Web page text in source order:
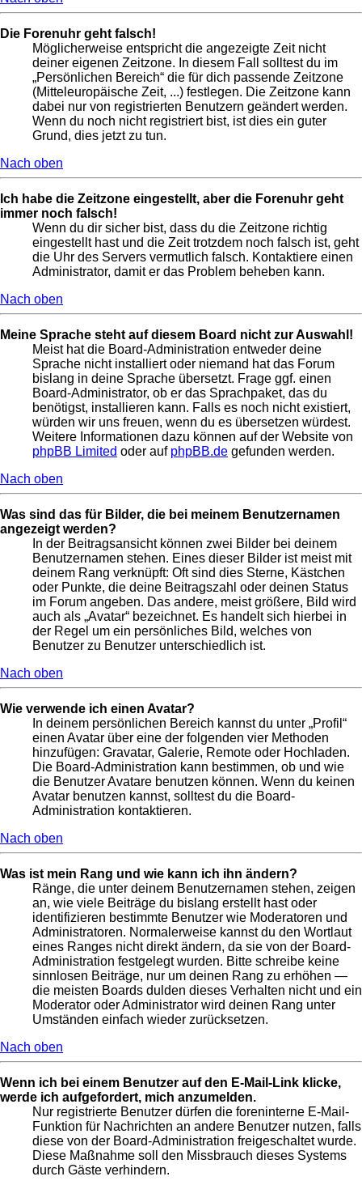
Die Forenuhr geht falsch!
Möglicherweise entspricht die angezeigte Zeit nicht
deiner eigenen Zeitzone. In diesem Fall solltest du im
„Persönlichen Bereich“ die für dich passende Zeitzone
(Mitteleuropäische Zeit, ...) festlegen. Die Zeitzone kann
dabei nur von registrierten Benutzern geändert werden.
Wenn du noch nicht registriert bist, ist dies ein guter
Grund, dies jetzt zu tun.
Nach oben
Ich habe die Zeitzone eingestellt, aber die Forenuhr geht
immer noch falsch!
Wenn du dir sicher bist, dass du die Zeitzone richtig
eingestellt hast und die Zeit trotzdem noch falsch ist, geht
die Uhr des Servers vermutlich falsch. Kontaktiere einen
Administrator, damit er das Problem beheben kann.
Nach oben
Meine Sprache steht auf diesem Board nicht zur Auswahl!
Meist hat die Board-Administration entweder deine
Sprache nicht installiert oder niemand hat das Forum
bislang in deine Sprache übersetzt. Frage ggf. einen
Board-Administrator, ob er das Sprachpaket, das du
benötigst, installieren kann. Falls es noch nicht existiert,
würden wir uns freuen, wenn du es übersetzen würdest.
Weitere Informationen dazu können auf der Website von
phpBB Limited oder auf phpBB.de gefunden werden.
Nach oben
Was sind das für Bilder, die bei meinem Benutzernamen
angezeigt werden?
In der Beitragsansicht können zwei Bilder bei deinem
Benutzernamen stehen. Eines dieser Bilder ist meist mit
deinem Rang verknüpft: Oft sind dies Sterne, Kästchen
oder Punkte, die deine Beitragszahl oder deinen Status
im Forum angeben. Das andere, meist größere, Bild wird
auch als „Avatar“ bezeichnet. Es handelt sich hierbei in
der Regel um ein persönliches Bild, welches von
Benutzer zu Benutzer unterschiedlich ist.
Nach oben
Wie verwende ich einen Avatar?
In deinem persönlichen Bereich kannst du unter „Profil“
einen Avatar über eine der folgenden vier Methoden
hinzufügen: Gravatar, Galerie, Remote oder Hochladen.
Die Board-Administration kann bestimmen, ob und wie
die Benutzer Avatare benutzen können. Wenn du keinen
Avatar benutzen kannst, solltest du die Board-
Administration kontaktieren.
Nach oben
Was ist mein Rang und wie kann ich ihn ändern?
Ränge, die unter deinem Benutzernamen stehen, zeigen
an, wie viele Beiträge du bislang erstellt hast oder
identifizieren bestimmte Benutzer wie Moderatoren und
Administratoren. Normalerweise kannst du den Wortlaut
eines Ranges nicht direkt ändern, da sie von der Board-
Administration festgelegt wurden. Bitte schreibe keine
sinnlosen Beiträge, nur um deinen Rang zu erhöhen —
die meisten Boards dulden dieses Verhalten nicht und ein
Moderator oder Administrator wird deinen Rang unter
Umständen einfach wieder zurücksetzen.
Nach oben
Wenn ich bei einem Benutzer auf den E-Mail-Link klicke,
werde ich aufgefordert, mich anzumelden.
Nur registrierte Benutzer dürfen die foreninterne E-Mail-
Funktion für Nachrichten an andere Benutzer nutzen, falls
diese von der Board-Administration freigeschaltet wurde.
Diese Maßnahme soll den Missbrauch dieses Systems
durch Gäste verhindern.